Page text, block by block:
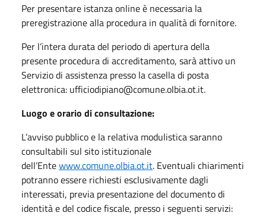
Per presentare istanza online è necessaria la
preregistrazione alla procedura in qualità di fornitore.
Per l’intera durata del periodo di apertura della
presente procedura di accreditamento, sarà attivo un
Servizio di assistenza presso la casella di posta
elettronica: ufficiodipiano@comune.olbia.ot.it.
Luogo e orario di consultazione:
L’avviso pubblico e la relativa modulistica saranno
consultabili sul sito istituzionale
dell’Entewww.comune.olbia.ot.it. Eventuali chiarimenti
potranno essere richiesti esclusivamente dagli
interessati, previa presentazione del documento di
identità e del codice fiscale, presso i seguenti servizi: